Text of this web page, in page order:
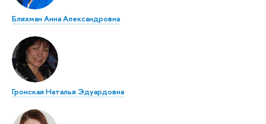
Бляхман Анна Александровна
Гронская Наталья Эдуардовна